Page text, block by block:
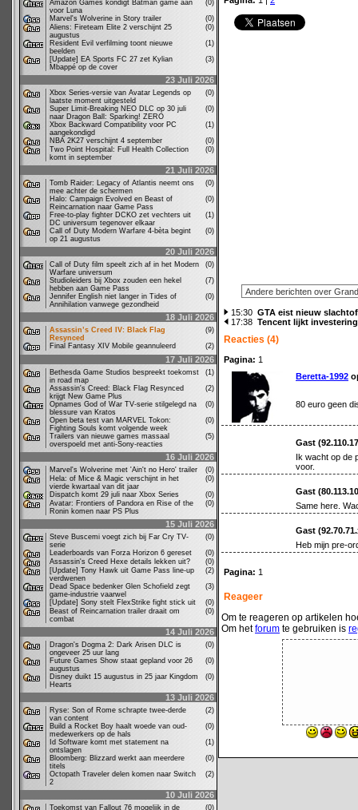
Amazon Games kondigt Batman game aan
voor Luna
(0)
Marvel's Wolverine in Story trailer
(0)
Aliens: Fireteam Elite 2 verschijnt 25
augustus
(0)
Resident Evil verfilming toont nieuwe
beelden
(1)
[Update] EA Sports FC 27 zet Kylian
Mbappé op de cover
(3)
23 Juli 2026
Xbox Series-versie van Avatar Legends op
laatste moment uitgesteld
(0)
Super Limit-Breaking NEO DLC op 30 juli
naar Dragon Ball: Sparking! ZERO
(0)
Xbox Backward Compatibility voor PC
aangekondigd
(1)
NBA 2K27 verschijnt 4 september
(0)
Two Point Hospital: Full Health Collection
komt in september
(0)
21 Juli 2026
Tomb Raider: Legacy of Atlantis neemt ons
mee achter de schermen
(0)
Halo: Campaign Evolved en Beast of
Reincarnation naar Game Pass
(0)
Free-to-play fighter DCKO zet vechters uit
DC universum tegenover elkaar
(1)
Call of Duty Modern Warfare 4-bèta begint
op 21 augustus
(0)
20 Juli 2026
Call of Duty film speelt zich af in het Modern
Warfare universum
(0)
Studioleiders bij Xbox zouden een hekel
hebben aan Game Pass
(7)
Jennifer English niet langer in Tides of
Annihilation vanwege gezondheid
(0)
18 Juli 2026
Assassin’s Creed IV: Black Flag
Resynced
(9)
Final Fantasy XIV Mobile geannuleerd
(2)
17 Juli 2026
Bethesda Game Studios bespreekt toekomst
in road map
(1)
Assassin's Creed: Black Flag Resynced
krijgt New Game Plus
(2)
Opnames God of War TV-serie stilgelegd na
blessure van Kratos
(0)
Open beta test van MARVEL Tokon:
Fighting Souls komt volgende week
(0)
Trailers van nieuwe games massaal
overspoeld met anti-Sony-reacties
(5)
16 Juli 2026
Marvel's Wolverine met 'Ain't no Hero' trailer
(0)
Hela: of Mice & Magic verschijnt in het
vierde kwartaal van dit jaar
(0)
Dispatch komt 29 juli naar Xbox Series
(0)
Avatar: Frontiers of Pandora en Rise of the
Ronin komen naar PS Plus
(0)
15 Juli 2026
Steve Buscemi voegt zich bij Far Cry TV-
serie
(0)
Leaderboards van Forza Horizon 6 gereset
(0)
Assassin's Creed Hexe details lekken uit?
(0)
[Update] Tony Hawk uit Game Pass line-up
verdwenen
(2)
Dead Space bedenker Glen Schofield zegt
game-industrie vaarwel
(3)
[Update] Sony stelt FlexStrike fight stick uit
(0)
Beast of Reincarnation trailer draait om
combat
(0)
14 Juli 2026
Dragon's Dogma 2: Dark Arisen DLC is
ongeveer 25 uur lang
(0)
Future Games Show staat gepland voor 26
augustus
(0)
Disney duikt 15 augustus in 25 jaar Kingdom
Hearts
(0)
13 Juli 2026
Ryse: Son of Rome schrapte twee-derde
van content
(2)
Build a Rocket Boy haalt woede van oud-
medewerkers op de hals
(0)
Id Software komt met statement na
ontslagen
(1)
Bloomberg: Blizzard werkt aan meerdere
titels
(0)
Octopath Traveler delen komen naar Switch
2
(2)
10 Juli 2026
Toekomst van Fallout 76 mogelijk in de (0)
15:30 GTA eist nieuw
17:38 Tencent lijkt
Reacties (4)
Pagina: 1
Beretta-1992
80 euro geen
Gast
Ik wacht op de
voor.
Gast
Same here.
Gast
Heb mijn pre-
Pagina: 1
Reageer
Om te reageren op artikelen
Om hetforum te gebruiken is